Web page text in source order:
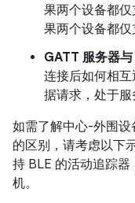
果两个设备都
果两个设备都仅
GATT 服务器与
连接后如何相
据请求，处于服
如需了解中心-外围
的区别，请考虑以下
持 BLE 的活动追踪
机。